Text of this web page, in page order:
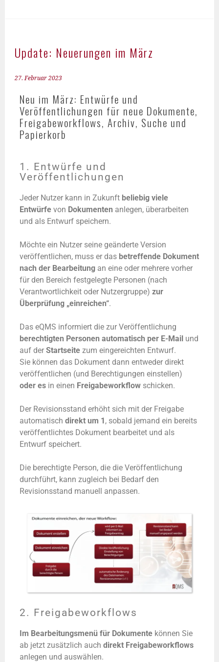
Update: Neuerungen im März
27. Februar 2023
Neu im März: Entwürfe und
Veröffentlichungen für neue Dokumente,
Freigabeworkflows, Archiv, Suche und
Papierkorb
1. Entwürfe und
Veröffentlichungen
Jeder Nutzer kann in Zukunft beliebig viele
Entwürfevon Dokumenten anlegen, überarbeiten
und als Entwurf speichern.
Möchte ein Nutzer seine geänderte Version
veröffentlichen, muss er das betreffende Dokument
nach der Bearbeitung an eine oder mehrere vorher
für den Bereich festgelegte Personen (nach
Verantwortlichkeit oder Nutzergruppe)zur
Überprüfung „einreichen“.
Das eQMS informiert die zur Veröffentlichung
berechtigten Personen automatisch per E-Mail und
auf der Startseitezum eingereichten Entwurf.
Sie können das Dokument dann entweder direkt
veröffentlichen (und Berechtigungen einstellen)
oder es in einen Freigabeworkflow schicken.
Der Revisionsstand erhöht sich mit der Freigabe
automatischdirekt um 1, sobald jemand ein bereits
veröffentlichtes Dokument bearbeitet und als
Entwurf speichert.
Die berechtigte Person, die die Veröffentlichung
durchführt, kann zugleich bei Bedarf den
Revisionsstand manuell anpassen.
2. Freigabeworkflows
Im Bearbeitungsmenü für Dokumente können Sie
ab jetzt zusätzlich auchdirekt Freigabeworkflows
anlegen und auswählen.